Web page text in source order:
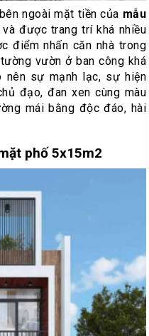
ngoài mặt tiền của mẫu
và được trang trí khá nhiều
điểm nhấn căn nhà trong
vườn ở ban công khá
nên sự mạnh lạc, sự hiện
đạo, đan xen cùng màu
mái bằng độc đáo, hài
phố 5x15m2